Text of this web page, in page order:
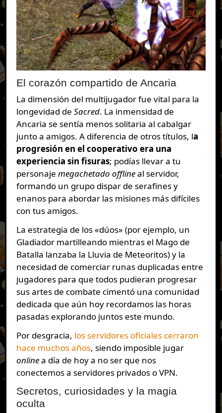
El corazón compartido de Ancaria
La dimensión del multijugador fue vital para la
longevidad de Sacred. La inmensidad de
Ancaria se sentía menos solitaria al cabalgar
junto a amigos. A diferencia de otros títulos, la
progresión en el cooperativo era una
experiencia sin fisuras; podías llevar a tu
personaje megachetado offlineal servidor,
formando un grupo dispar de serafines y
enanos para abordar las misiones más difíciles
con tus amigos.
La estrategia de los «dúos» (por ejemplo, un
Gladiador martilleando mientras el Mago de
Batalla lanzaba la Lluvia de Meteoritos) y la
necesidad de comerciar runas duplicadas entre
jugadores para que todos pudieran progresar
sus artes de combate cimentó una comunidad
dedicada que aún hoy recordamos las horas
pasadas explorando juntos este mundo.
Por desgracia, los servidores oficiales cerraron
hace muchos años, siendo imposible jugar
onlinea día de hoy a no ser que nos
conectemos a servidores privados o VPN.
Secretos, curiosidades y la magia
oculta